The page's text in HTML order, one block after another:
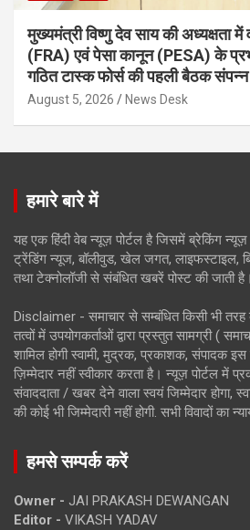
मुख्यमंत्री विष्णु देव साय की अध्यक्षता
(FRA) एवं पेसा कानून (PESA) के
गठित टास्क फोर्स की पहली बैठक संपन्न
August 5, 2026 News Desk
हमारे बारे में
यह एक हिंदी वेब न्यूज़ पोर्टल है जिसमें ब्रेकिंग
ट्रेंडिंग न्यूज, बॉलीवुड, खेल जगत, लाइफस्टाइल,
तथा टेक्नोलॉजी से संबंधित खबरें पोस्ट की जाती है।
Disclaimer - समाचार से सम्बंधित किसी भी
तत्वों में उपयोगकर्ताओं द्वारा प्रस्तुत सामग्री (
शामिल होगी स्वामी, मुद्रक, प्रकाशक, संपादक
ज़िम्मेदार नहीं स्वीकार करता है। न्यूज़ पोर्टल में
संवाददाता / खबर देने वाला स्वयं जिम्मेदार होगा,
की कोई भी जिम्मेदारी नहीं होगी. सभी विवादों का
हमसे सम्पर्क करें
Owner - JAI PRAKASH DEWANGAN
Editor - VIKASH YADAV